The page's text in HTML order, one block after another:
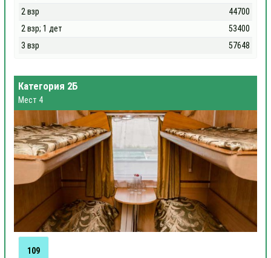
2 взр
44700
2 взр; 1 дет
53400
3 взр
57648
Категория 2Б
Мест 4
109